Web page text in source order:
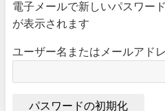
電子メールで新しいパスワー
が表示されます
ユーザー名またはメールアドレ